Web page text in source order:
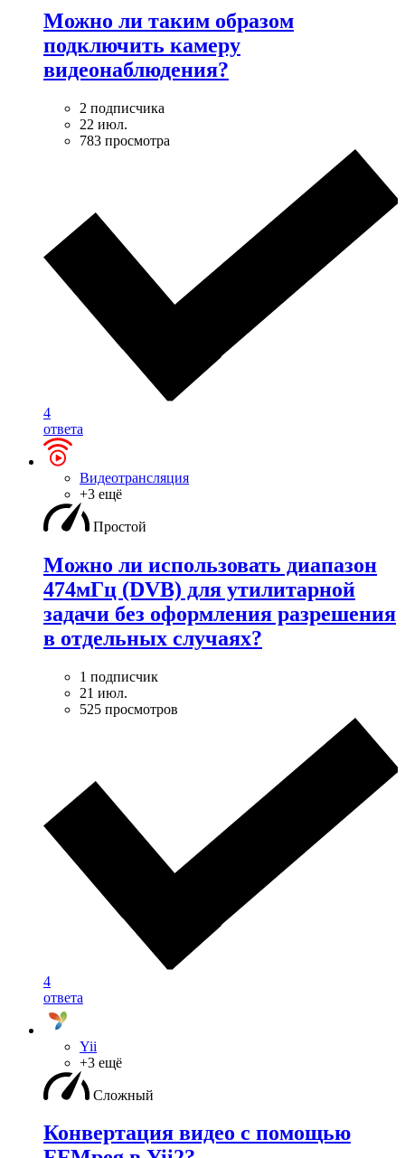
Можно ли таким образом
подключить камеру
видеонаблюдения?
2 подписчика
22 июл.
783 просмотра
4
ответа
Видеотрансляция
+3 ещё
Простой
Можно ли использовать диапазон
474мГц (DVB) для утилитарной
задачи без оформления разрешения
в отдельных случаях?
1 подписчик
21 июл.
525 просмотров
4
ответа
Yii
+3 ещё
Сложный
Конвертация видео с помощью